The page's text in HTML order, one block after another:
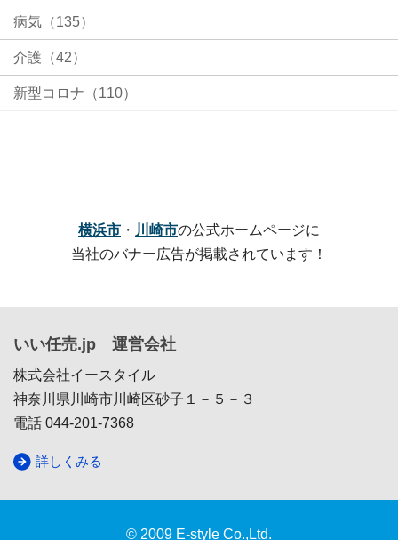
病気（135）
介護（42）
新型コロナ（110）
横浜市 ・ 川崎市の公式ホームページに
当社のバナー広告が掲載されています！
いい任売.jp 運営会社
株式会社イースタイル
神奈川県川崎市川崎区砂子１－５－３
電話 044-201-7368
詳しくみる
© 2009 E-style Co.,Ltd.